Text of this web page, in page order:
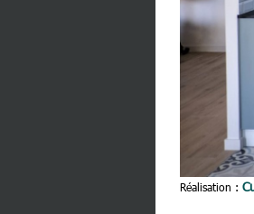
Réalisation :